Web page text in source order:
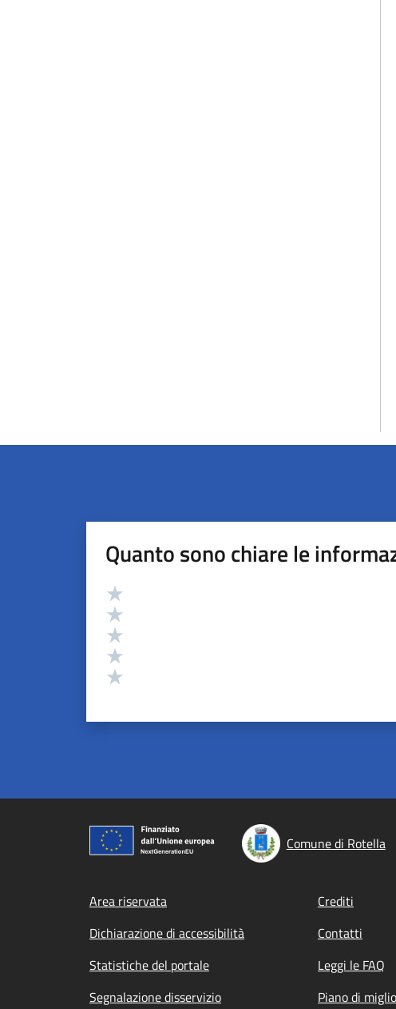
Quanto sono chiare le
Valutazione
Comune di Rotella
Footer menu
Area riservata Crediti
Dichiarazione di accessibilità
Contatti
Statistiche del portale
Leggi le FAQ
Segnalazione disservizio
Piano di